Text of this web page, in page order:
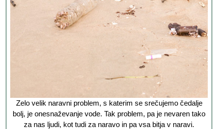
veliko
Zelo velik naravni problem, s katerim se srečujemo čedalje
bolj, je onesnaževanje vode. Tak problem, pa je nevaren tako
za nas ljudi, kot tudi za naravo in pa vsa bitja v naravi.